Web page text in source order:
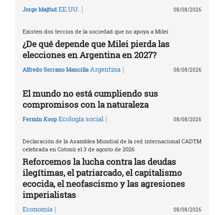
Jorge Majfud EE.UU. | 08/08/2026
Existen dos tercios de la sociedad que no apoya a Milei
¿De qué depende que Milei pierda las
elecciones en Argentina en 2027?
Alfredo Serrano Mancilla Argentina | 08/08/2026
El mundo no está cumpliendo sus
compromisos con la naturaleza
Fermín Koop Ecología social | 08/08/2026
Declaración de la Asamblea Mundial de la red internacional CADTM
celebrada en Cotonú el 3 de agosto de 2026
Reforcemos la lucha contra las deudas
ilegítimas, el patriarcado, el capitalismo
ecocida, el neofascismo y las agresiones
imperialistas
Economía | 08/08/2026